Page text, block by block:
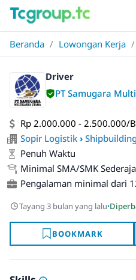
Beranda / Lowongan Kerja /
Driver
PT Samugara
Rp 2.000.000 - 2.500.000/
Sopir Logistik › Shipbuilding
Penuh Waktu
Minimal SMA/SMK
Pengalaman minimal dari
Tayang 3 bulan yang lalu·
BOOKMARK